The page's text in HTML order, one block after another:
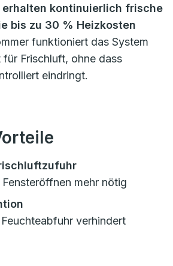
erhalten kontinuierlich frische
bis zu 30 % Heizkosten
funktioniert das System
für Frischluft, ohne dass
eindringt.
mehr nötig
verhindert